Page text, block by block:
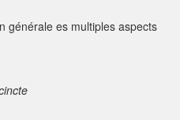
générale es multiples aspects